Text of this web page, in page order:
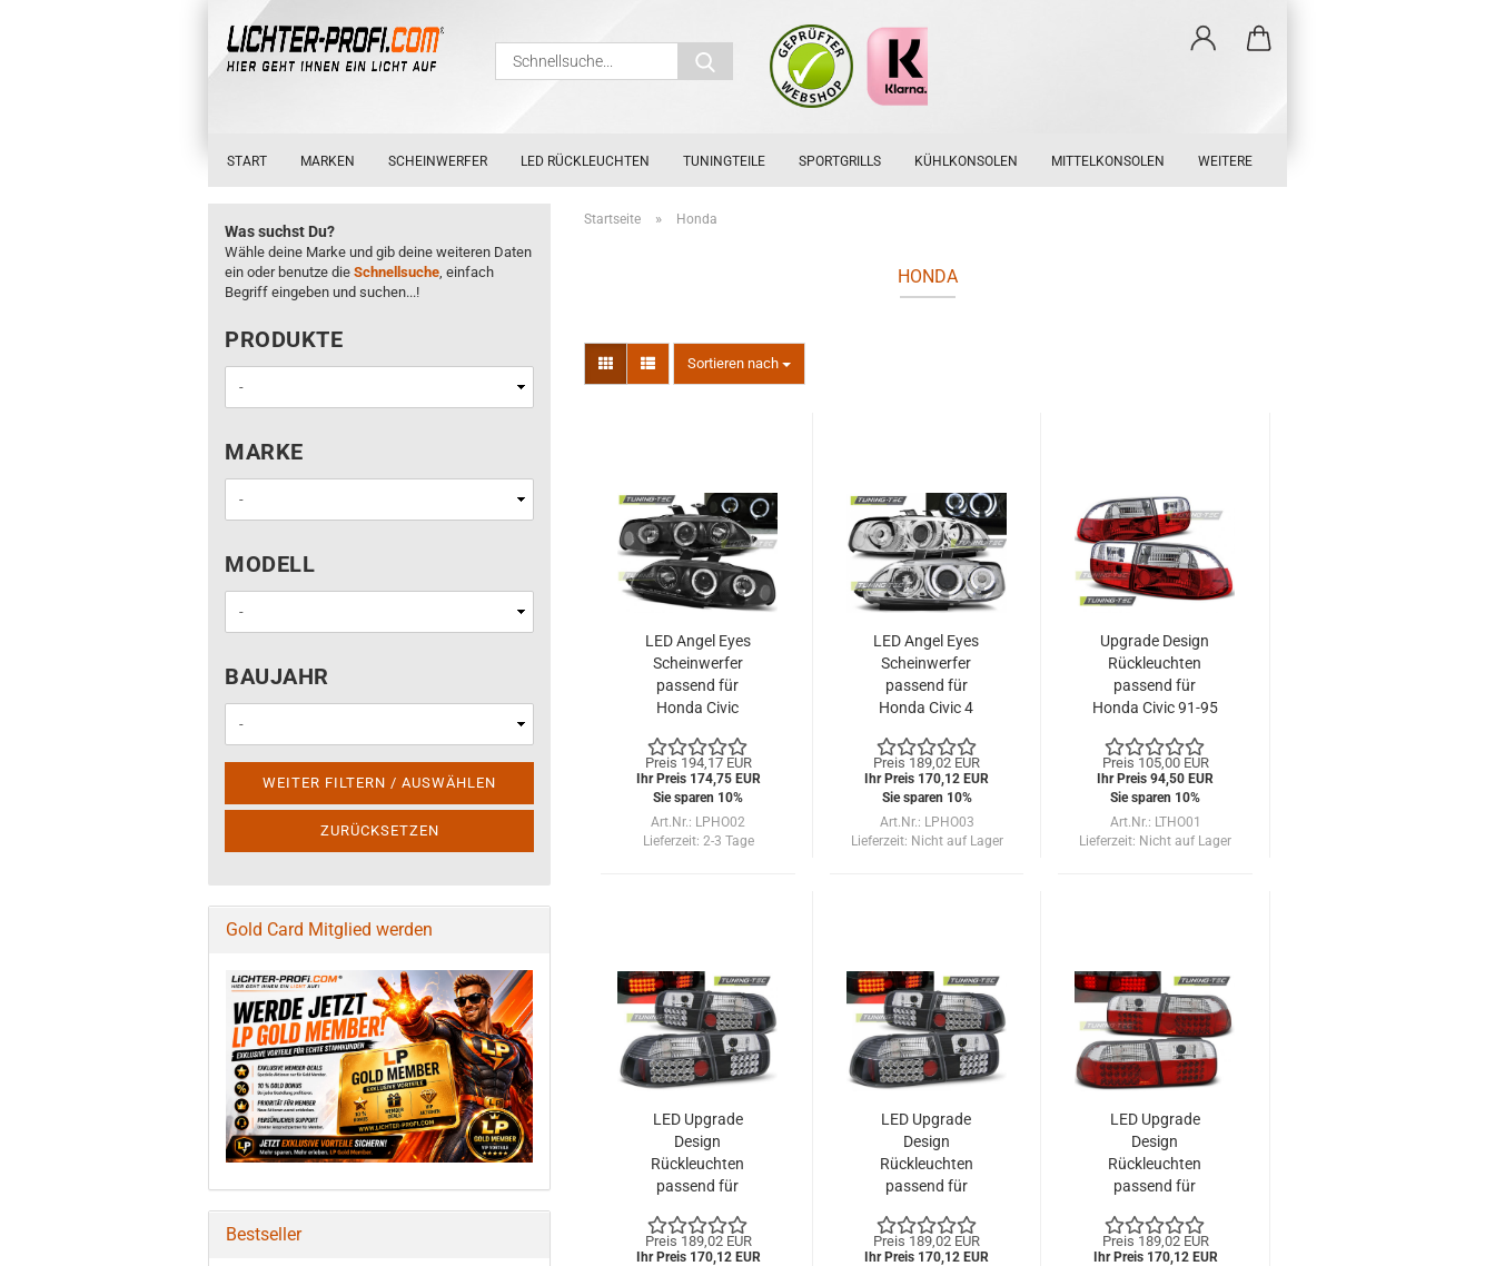
Schnellsuche...
START MARKEN SCHEINWERFER LED RÜCKLEUCHTEN TUNINGTEILE SPORTGRILLS KÜHLKONSOLEN MITTELKONSOLEN WEITERE
Startseite » Honda
HONDA
Sortieren nach
Sortieren nach
LED Angel Eyes
Scheinwerfer
passend für
Honda Civic
95 schwarz
Preis 194,17 EUR
Ihr Preis 174,75 EUR
Sie sparen 10%
Art.Nr.: LPHO02
Lieferzeit: 2-3 Tage
LED Angel Eyes
Scheinwerfer
passend für
Honda Civic 4
Preis 189,02 EUR
Ihr Preis 170,12 EUR
Sie sparen 10%
Art.Nr.: LPHO03
Lieferzeit: Nicht auf Lager
Upgrade Design
Rückleuchten
passend für
Honda Civic 91-95
Preis 105,00 EUR
Ihr Preis 94,50 EUR
Sie sparen 10%
Art.Nr.: LTHO01
Lieferzeit: Nicht auf Lager
LED Upgrade
Design
Rückleuchten
passend für
Türer 91-95
schwarz
Preis 189,02 EUR
Ihr Preis 170,12 EUR
LED Upgrade
Design
Rückleuchten
passend für
Coupe/Limousine
91-95 schwarz
Preis 189,02 EUR
Ihr Preis 170,12 EUR
LED Upgrade
Design
Rückleuchten
passend für
Coupe/Limousine
91-95 rot/klar
Preis 189,02 EUR
Ihr Preis 170,12 EUR
Was suchst Du?
Wähle deine Marke und gib deine weiteren Daten
ein oder benutze die Schnellsuche, einfach
Begriff eingeben und suchen...!
PRODUKTE
PRODUKTE
MARKE
MARKE
MODELL
MODELL
BAUJAHR
BAUJAHR
WEITER FILTERN / AUSWÄHLEN
ZURÜCKSETZEN
Gold Card Mitglied werden
Bestseller